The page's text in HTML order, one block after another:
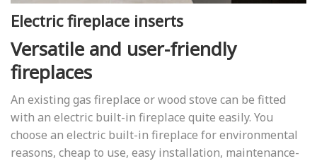
Electric fireplace inserts
Versatile and user-friendly
fireplaces
An existing gas fireplace or wood stove can be fitted
with an electric built-in fireplace quite easily. You
choose an electric built-in fireplace for environmental
reasons, cheap to use, easy installation, maintenance-